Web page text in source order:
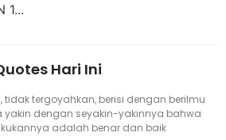
1...
Hari Ini
tidak tergoyahkan, berisi dengan berilmu
yakin dengan seyakin-yakinnya bahwa
adalah benar dan baik